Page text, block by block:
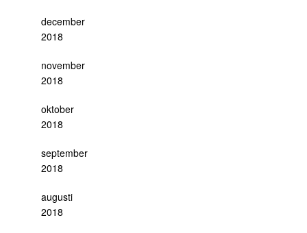
december
2018
november
2018
oktober
2018
september
2018
augusti
2018